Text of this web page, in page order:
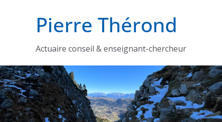
Pierre Thérond
Actuaire conseil & enseignant-chercheur